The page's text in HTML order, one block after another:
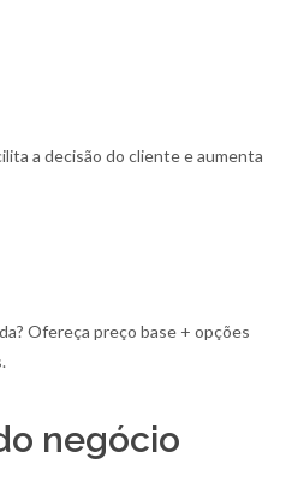
a decisão do cliente e aumenta
Ofereça preço base + opções
negócio